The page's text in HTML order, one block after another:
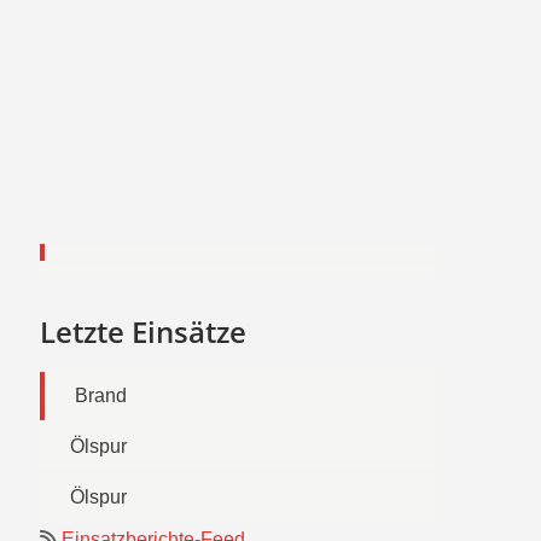
Letzte Einsätze
Brand
Ölspur
Ölspur